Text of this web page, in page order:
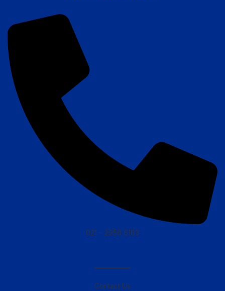
021 – 2956 6163
————–
Contact Us